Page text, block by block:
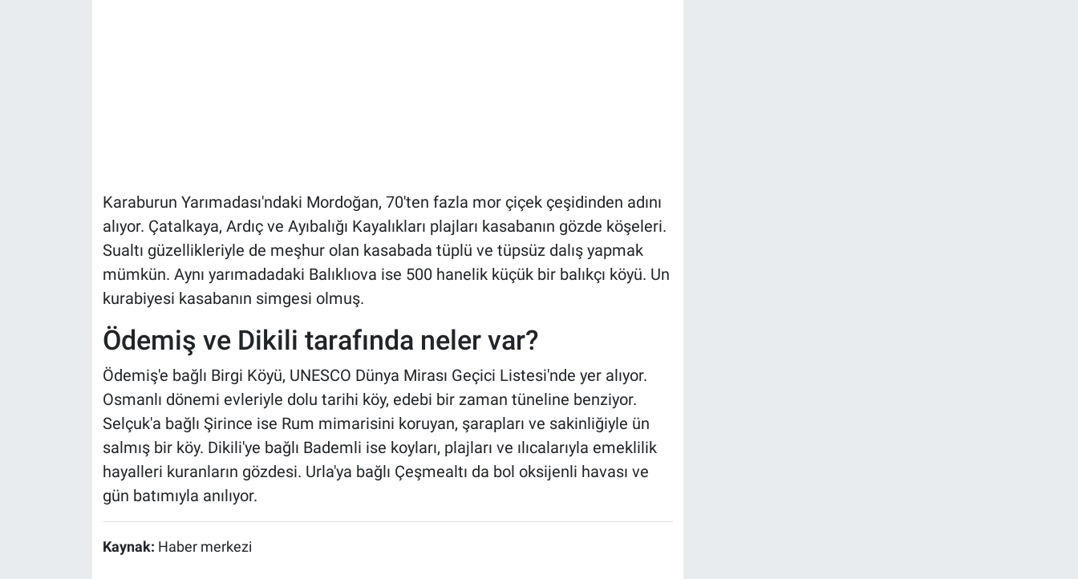
Karaburun Yarımadası'ndaki Mordoğan, 70'ten fazla mor çiçek çeşidinden adını
alıyor. Çatalkaya, Ardıç ve Ayıbalığı Kayalıkları plajları kasabanın gözde köşeleri.
Sualtı güzellikleriyle de meşhur olan kasabada tüplü ve tüpsüz dalış yapmak
mümkün. Aynı yarımadadaki Balıklıova ise 500 hanelik küçük bir balıkçı köyü. Un
kurabiyesi kasabanın simgesi olmuş.
Ödemiş ve Dikili tarafında neler var?
Ödemiş'e bağlı Birgi Köyü, UNESCO Dünya Mirası Geçici Listesi'nde yer alıyor.
Osmanlı dönemi evleriyle dolu tarihi köy, edebi bir zaman tüneline benziyor.
Selçuk'a bağlı Şirince ise Rum mimarisini koruyan, şarapları ve sakinliğiyle ün
salmış bir köy. Dikili'ye bağlı Bademli ise koyları, plajları ve ılıcalarıyla emeklilik
hayalleri kuranların gözdesi. Urla'ya bağlı Çeşmealtı da bol oksijenli havası ve
gün batımıyla anılıyor.
Kaynak: Haber merkezi